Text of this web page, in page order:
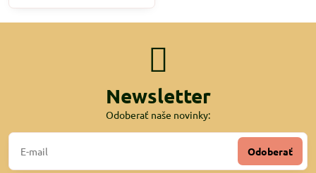
Newsletter
Odoberať naše novinky:
Odoberať